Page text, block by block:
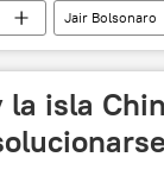
Jair Bolsonaro
la isla